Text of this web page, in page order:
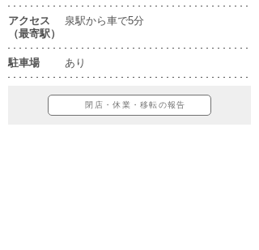
アクセス
（最寄駅）
泉駅から車で5分
駐車場 あり
閉店・休業・移転の報告